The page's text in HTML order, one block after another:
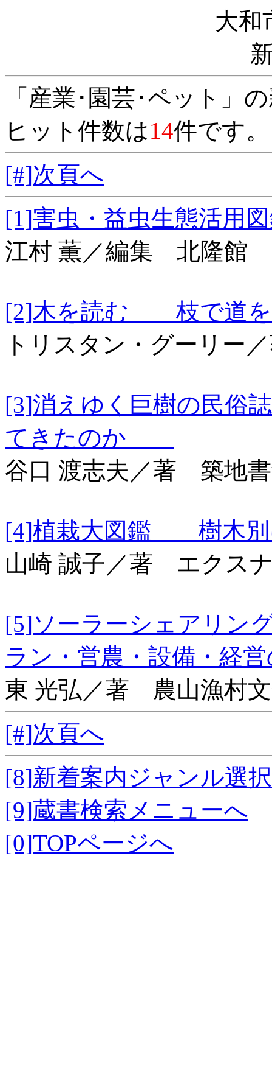
大和
「産業･園芸･ペット」
ヒット件数は14件です
[#]次頁へ
[1]害虫・益虫生態
江村 薫／編集 北隆館
[2]木を読む 枝で道
トリスタン・グーリー
[3]消えゆく巨樹の民
てきたのか
谷口 渡志夫／著 築地
[4]植栽大図鑑 樹木
山崎 誠子／著 エクス
[5]ソーラーシェアリ
ラン・営農・設備・
東 光弘／著 農山漁村
[#]次頁へ
[8]新着案内ジャンル選
[9]蔵書検索メニューへ
[0]TOPページへ